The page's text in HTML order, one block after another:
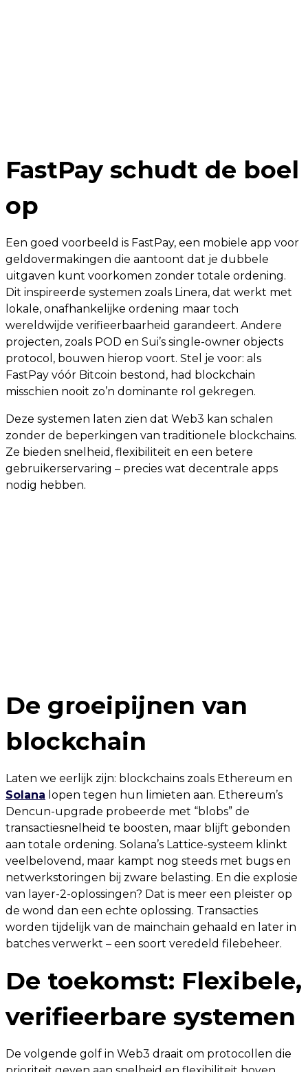
FastPay schudt de boel
op
Een goed voorbeeld is FastPay, een mobiele app voor
geldovermakingen die aantoont dat je dubbele
uitgaven kunt voorkomen zonder totale ordening.
Dit inspireerde systemen zoals Linera, dat werkt met
lokale, onafhankelijke ordening maar toch
wereldwijde verifieerbaarheid garandeert. Andere
projecten, zoals POD en Sui’s single-owner objects
protocol, bouwen hierop voort. Stel je voor: als
FastPay vóór Bitcoin bestond, had blockchain
misschien nooit zo’n dominante rol gekregen.
Deze systemen laten zien dat Web3 kan schalen
zonder de beperkingen van traditionele blockchains.
Ze bieden snelheid, flexibiliteit en een betere
gebruikerservaring – precies wat decentrale apps
nodig hebben.
De groeipijnen van
blockchain
Laten we eerlijk zijn: blockchains zoals Ethereum en
Solana lopen tegen hun limieten aan. Ethereum’s
Dencun-upgrade probeerde met “blobs” de
transactiesnelheid te boosten, maar blijft gebonden
aan totale ordening. Solana’s Lattice-systeem klinkt
veelbelovend, maar kampt nog steeds met bugs en
netwerkstoringen bij zware belasting. En die explosie
van layer-2-oplossingen? Dat is meer een pleister op
de wond dan een echte oplossing. Transacties
worden tijdelijk van de mainchain gehaald en later in
batches verwerkt – een soort veredeld filebeheer.
De toekomst: Flexibele,
verifieerbare systemen
De volgende golf in Web3 draait om protocollen die